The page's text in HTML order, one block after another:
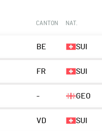
CANTON NAT.
BE SUI
FR SUI
- GEO
VD SUI